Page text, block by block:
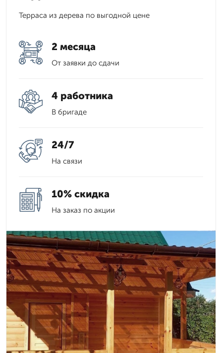
Терраса из дерева по выгодной цене
2 месяца
От заявки до сдачи
4 работника
В бригаде
24/7
На связи
10% скидка
На заказ по акции